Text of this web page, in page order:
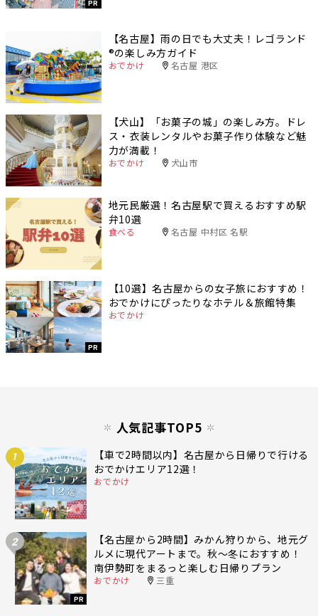
PR
【名古屋】雨の日でも大丈夫！レゴランド
®️の楽しみ方ガイド
おでかけ 名古屋 港区
【犬山】「お菓子の城」の楽しみ方。ドレ
ス・衣装レンタルやお菓子作り体験など魅
力が満載！
おでかけ 犬山市
地元民厳選！名古屋駅で買えるおすすめ駅
弁10選
食べる 名古屋 中村区 名駅
PR
【10選】名古屋からの女子旅におすすめ！
おでかけにぴったりなホテル＆旅館特集
おでかけ
人気記事TOP5
1
【車で2時間以内】名古屋から日帰りで行ける
おでかけエリア12選！
おでかけ
2
PR
【名古屋から2時間】みかん狩りから、地元グ
ルメに現代アートまで。秋〜冬におすすめ！
南伊勢町をまるっと楽しむ日帰りプラン
おでかけ 三重